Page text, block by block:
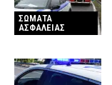
ΣΩΜΑΤΑ
ΑΣΦΑΛΕΙΑΣ